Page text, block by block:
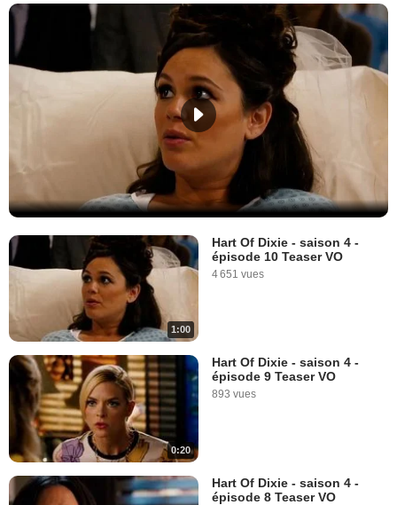
1:00
Hart Of Dixie - saison 4 -
épisode 10 Teaser VO
4 651 vues
0:20
Hart Of Dixie - saison 4 -
épisode 9 Teaser VO
893 vues
Hart Of Dixie - saison 4 -
épisode 8 Teaser VO